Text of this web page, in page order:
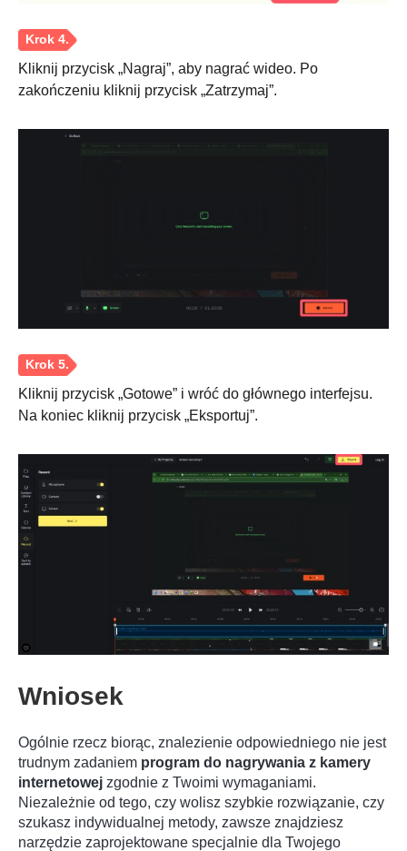
Krok 2.
Kliknij przycisk „Nagraj”, aby nagrać wideo. Po
zakończeniu kliknij przycisk „Zatrzymaj”.
Kliknij przycisk „Gotowe” i wróć do głównego interfejsu.
Na koniec kliknij przycisk „Eksportuj”.
Wniosek
Ogólnie rzecz biorąc, znalezienie odpowiedniego nie jest
trudnym zadaniem program do nagrywania z kamery
internetowej zgodnie z Twoimi wymaganiami.
Niezależnie od tego, czy wolisz szybkie rozwiązanie, czy
szukasz indywidualnej metody, zawsze znajdziesz
narzędzie zaprojektowane specjalnie dla Twojego